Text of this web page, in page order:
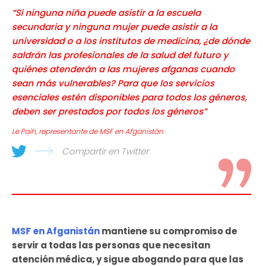
“Si ninguna niña puede asistir a la escuela
secundaria y ninguna mujer puede asistir a la
universidad o a los institutos de medicina, ¿de dónde
saldrán las profesionales de la salud del futuro y
quiénes atenderán a las mujeres afganas cuando
sean más vulnerables? Para que los servicios
esenciales estén disponibles para todos los géneros,
deben ser prestados por todos los géneros”
Le Paih, representante de MSF en Afganistán.
Compartir en Twitter
MSF en Afganistánmantiene su compromiso de
servir a todas las personas que necesitan
atención médica, y sigue abogando para que las